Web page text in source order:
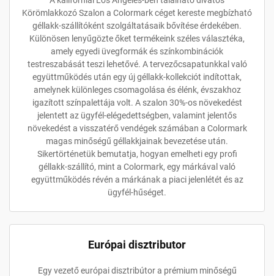
Körömlakkozó Szalon a Colormark céget kereste megbízható
géllakk-szállítóként szolgáltatásaik bővítése érdekében.
Különösen lenyűgözte őket termékeink széles választéka,
amely egyedi üvegformák és színkombinációk
testreszabását teszi lehetővé. A tervezőcsapatunkkal való
együttműködés után egy új géllakk-kollekciót indítottak,
amelynek különleges csomagolása és élénk, évszakhoz
igazított színpalettája volt. A szalon 30%-os növekedést
jelentett az ügyfél-elégedettségben, valamint jelentős
növekedést a visszatérő vendégek számában a Colormark
magas minőségű géllakkjainak bevezetése után.
Sikertörténetük bemutatja, hogyan emelheti egy profi
géllakk-szállító, mint a Colormark, egy márkával való
együttműködés révén a márkának a piaci jelenlétét és az
ügyfél-hűséget.
Európai disztributor
Egy vezető európai disztribútor a prémium minőségű